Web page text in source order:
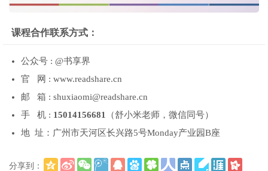
课程合作联系方式：
公众号 : @书享界
官 网 : www.readshare.cn
邮 箱 : shuxiaomi@readshare.cn
手 机 : 15014156681
（舒小米老师，微信同号）
地 址：广州市天河区长兴路5号Monday产业园B座
分享到：